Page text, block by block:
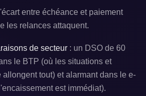
entre échéance et paiement
les relances attaquent.
de secteur : un DSO de 60
le BTP (où les situations et
allongent tout) et alarmant dans le e-
est immédiat).